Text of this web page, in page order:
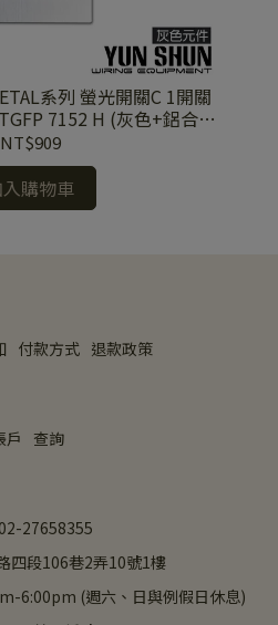
系列 螢光開關C 1開關
7152 H (灰色+鋁合金
蓋板)
NT$909
購物車
付款方式 退款政策
戶 查詢
27658355
四段106巷2弄10號1樓
6:00pm (週六、日與例假日休息)